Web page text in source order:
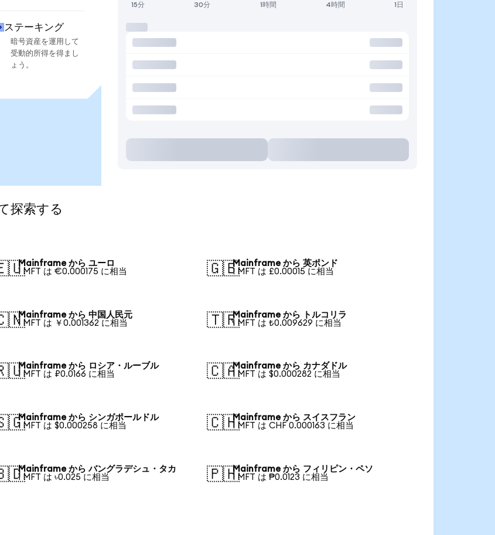
ステーキング
暗号資産を運用して
受動的所得を得まし
ょう。
15分 30分 1時間 4時間 1日
探索する
Mainframe から ユーロ
1 MFT は €0.000175 に相当
🇬🇧Mainframe から 英ポンド
1 MFT は £0.00015 に相当
Mainframe から 中国人民元
1 MFT は ￥0.001362 に相当
🇹🇷Mainframe から トルコリラ
1 MFT は ₺0.009629 に相当
Mainframe から ロシア・ルーブル
1 MFT は ₽0.0166 に相当
🇨🇦Mainframe から カナダドル
1 MFT は $0.000282 に相当
Mainframe から シンガポールドル
1 MFT は $0.000258 に相当
🇨🇭Mainframe から スイスフラン
1 MFT は CHF 0.000163 に相当
Mainframe から バングラデシュ・タカ
1 MFT は ৳0.025 に相当
🇵🇭Mainframe から フィリピン・ペソ
1 MFT は ₱0.0123 に相当